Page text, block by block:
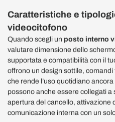
Caratteristiche e
videocitofono
Quando scegli un posto interno
valutare dimensione dello
supportata e compatibilità con il
offrono un design sottile, comandi
che rende l’uso quotidiano
possono anche essere collegati a
apertura del cancello, attivazione
comunicazione interna con un